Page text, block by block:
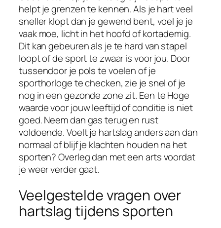
helpt je grenzen te kennen. Als je hart veel
sneller klopt dan je gewend bent, voel je je
vaak moe, licht in het hoofd of kortademig.
Dit kan gebeuren als je te hard van stapel
loopt of de sport te zwaar is voor jou. Door
tussendoor je pols te voelen of je
sporthorloge te checken, zie je snel of je
nog in een gezonde zone zit. Een te Hoge
waarde voor jouw leeftijd of conditie is niet
goed. Neem dan gas terug en rust
voldoende. Voelt je hartslag anders aan dan
normaal of blijf je klachten houden na het
sporten? Overleg dan met een arts voordat
je weer verder gaat.
Veelgestelde vragen over
hartslag tijdens sporten